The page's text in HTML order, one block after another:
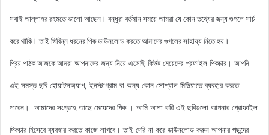
সবাই আল্লাহর রহমতে ভালো আছেন। বন্ধুরা বর্তমান সময়ে আমরা যে কোন তথ্যের জন্য গুগলে সার্চ
করে থাকি। তাই ভিবিন্ন ধরনের পিক ডাউনলোড করতে আমাদের গুগলের সাহায্য নিতে হয়।
প্রিয় পাঠক আজকেআমরা আপনাদের জন্য নিয়ে এসেছি কিউট মেয়েদের প্রফাইল পিকচার। আপনি
এই সমস্ত ছবি হোয়াটসঅ্যাপ, ইনস্টাগ্রাম বা অন্য কোন সোশ্যাল মিডিয়াতে ব্যবহার করতে
পারেন। আমাদের সংগ্রহে আছে মেয়েদের পিক । আমি আশা করি এই ছবিগুলো আপনার প্রোফাইল
পিকচার হিসেবে ব্যবহার করতে কাজে লাগবে। তাই দেরি না করে ডাউনলোড করুন আপনার পছন্দের